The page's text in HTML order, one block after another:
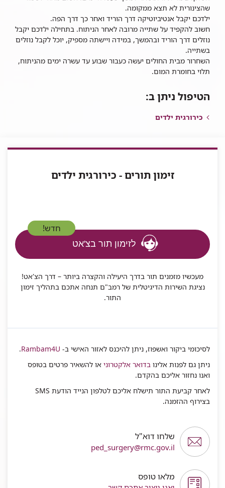
שהצינורית לא תצא ממקומה.
ילדכם יקבל אנטיביוטיקה דרך הוריד ואחר כך דרך הפה.
חשוב להקפיד על שתייה מרובה לאחר הניתוח. בתחילה ילדכם יקבל
נוזלים דרך הוריד ובהמשך, במידה ויישתה מספיק, יוכל לקבל נוזלים
בשתייה.
השחרור מבית החולים יעשה כעבור שבוע עד עשרה ימים מהניתוח,
תלוי בחומרת המום.
הטיפול ניתן ב:
כירורגית ילדים
זימון תורים - כירורגית ילדים
חדש!
לזימון תור בצ'אט
מעכשיו מזמנים תור בדרך היעילה והקצרה ביותר – דרך הצ'אט!
נציגת השירות הדיגיטלית של רמב"ם תנחה אתכם בתהליך זימון
התור.
לסיכומי ביקור ואשפוז, ניתן להיכנס לאזור האישי ב- Rambam4U
.
ניתן גם לפנות אלינו בדואר אלקטרוני או להשאיר פרטים בטופס
ואנו נחזור אליכם בהקדם.
לאחר קביעת התור תישלח אליכם לטלפון הנייד הודעת SMS
בצירוף ההזמנה.
שלחו דוא"ל
ped_surgery@rmc.gov.il
מלאו טופס